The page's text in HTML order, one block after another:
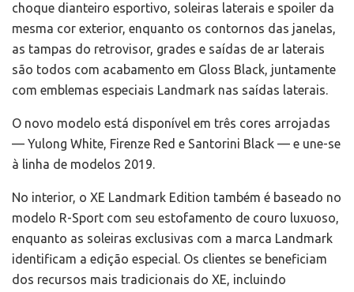
choque dianteiro esportivo, soleiras laterais e spoiler da
mesma cor exterior, enquanto os contornos das janelas,
as tampas do retrovisor, grades e saídas de ar laterais
são todos com acabamento em Gloss Black, juntamente
com emblemas especiais Landmark nas saídas laterais.
O novo modelo está disponível em três cores arrojadas
— Yulong White, Firenze Red e Santorini Black — e une-se
à linha de modelos 2019.
No interior, o XE Landmark Edition também é baseado no
modelo R-Sport com seu estofamento de couro luxuoso,
enquanto as soleiras exclusivas com a marca Landmark
identificam a edição especial. Os clientes se beneficiam
dos recursos mais tradicionais do XE, incluindo